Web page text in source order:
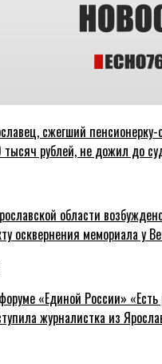
сжегший
тысяч рублей, не дожил до
области
осквернения мемориала у
«Единой России» «Есть
журналистка из